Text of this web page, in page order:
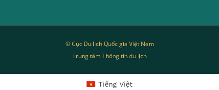
© Cục Du lịch Quốc gia Việt Nam
Trung tâm Thông tin du lịch
Tiếng Việt